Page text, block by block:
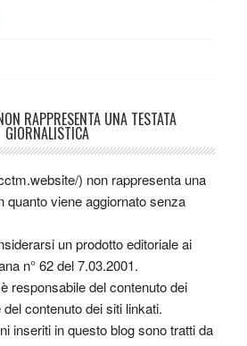
RAPPRESENTA UNA TESTATA
GIORNALISTICA
) non rappresenta una
quanto viene aggiornato senza
un prodotto editoriale ai
n° 62 del 7.03.2001.
responsabile del contenuto dei
contenuto dei siti linkati.
inseriti in questo blog sono tratti da